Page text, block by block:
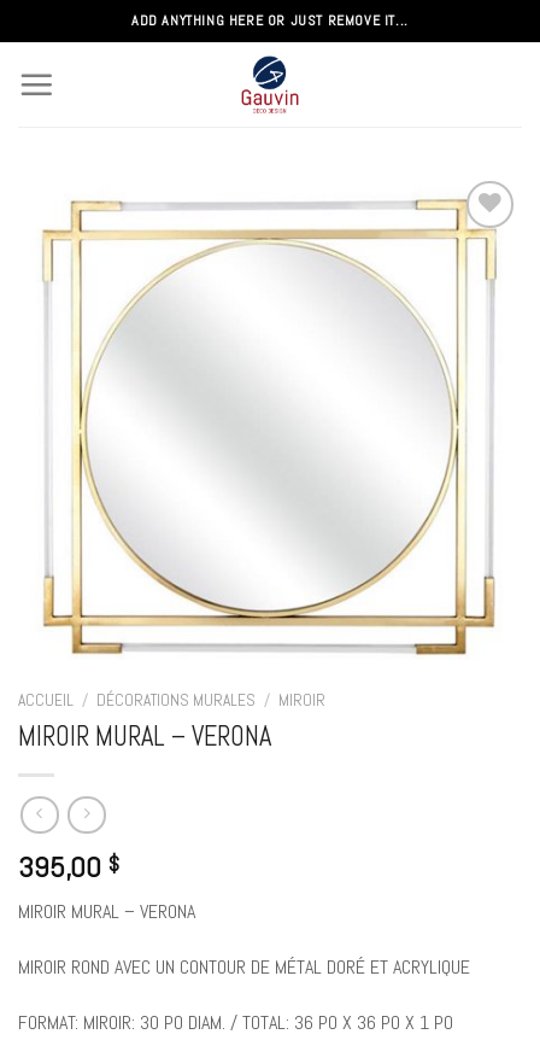
au
contenu
ADD ANYTHING HERE OR JUST REMOVE IT...
Add to
wishlist
ACCUEIL / DÉCORATIONS MURALES / MIROIR
MIROIR MURAL – VERONA
395,00 $
MIROIR MURAL – VERONA
MIROIR ROND AVEC UN CONTOUR DE MÉTAL DORÉ ET ACRYLIQUE
FORMAT: MIROIR: 30 PO DIAM. / TOTAL: 36 PO X 36 PO X 1 PO